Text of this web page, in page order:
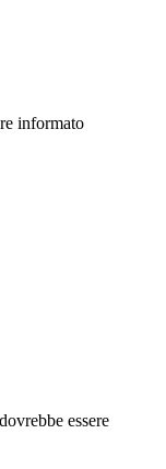
informato
essere